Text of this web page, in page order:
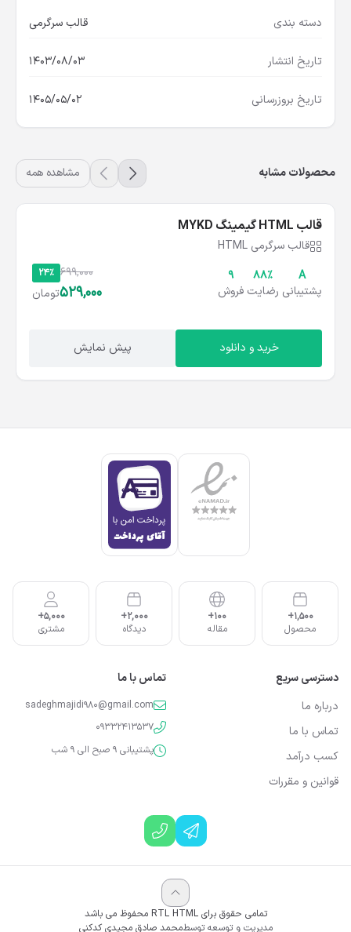
دسته بندی قالب سرگرمی
تاریخ انتشار 1403/08/03
تاریخ بروزرسانی 1405/05/02
محصولات مشابه مشاهده همه
قالب HTML گیمینگ MYKD
قالب سرگرمی HTML
A
پشتیبانی
۸۸%
رضایت
9
فروش
24% 699,000
529,000تومان
خرید و دانلود پیش نمایش
1,500+
محصول
100+
مقاله
2,000+
دیدگاه
5,000+
مشتری
دسترسی سریع
درباره ما
تماس با ما
کسب درآمد
قوانین و مقررات
تماس با ما
sadeghmajidi980@gmail.com
09332413537
پشتیبانی 9 صبح الی 9 شب
تمامی حقوق برای RTL HTML محفوظ می باشد
مدیریت و توسعه توسطمحمد صادق مجیدی کدکنی